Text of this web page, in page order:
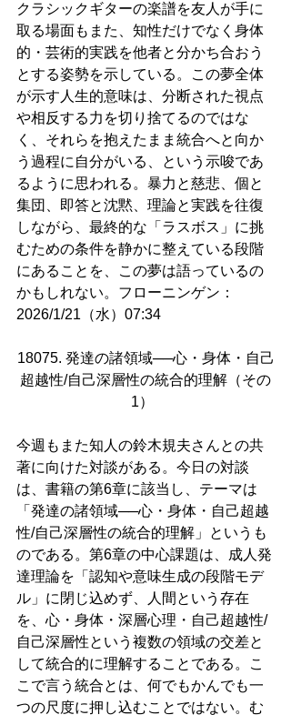
クラシックギターの楽譜を友人が手に
取る場面もまた、知性だけでなく身体
的・芸術的実践を他者と分かち合おう
とする姿勢を示している。この夢全体
が示す人生的意味は、分断された視点
や相反する力を切り捨てるのではな
く、それらを抱えたまま統合へと向か
う過程に自分がいる、という示唆であ
るように思われる。暴力と慈悲、個と
集団、即答と沈黙、理論と実践を往復
しながら、最終的な「ラスボス」に挑
むための条件を静かに整えている段階
にあることを、この夢は語っているの
かもしれない。フローニンゲン：
2026/1/21（水）07:34
18075. 発達の諸領域──心・身体・自己
超越性/自己深層性の統合的理解（その
1）
今週もまた知人の鈴木規夫さんとの共
著に向けた対談がある。今日の対談
は、書籍の第6章に該当し、テーマは
「発達の諸領域──心・身体・自己超越
性/自己深層性の統合的理解」というも
のである。第6章の中心課題は、成人発
達理論を「認知や意味生成の段階モデ
ル」に閉じ込めず、人間という存在
を、心・身体・深層心理・自己超越性/
自己深層性という複数の領域の交差と
して統合的に理解することである。こ
こで言う統合とは、何でもかんでも一
つの尺度に押し込むことではない。む